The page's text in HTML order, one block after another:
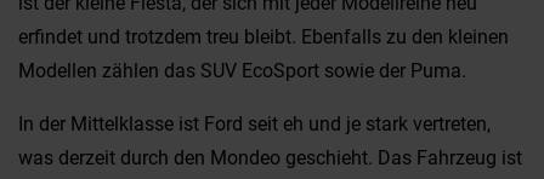
erfindet und trotzdem treu bleibt. Ebenfalls zu den kleinen
Modellen zählen das SUV EcoSport sowie der Puma.
In der Mittelklasse ist Ford seit eh und je stark vertreten,
was derzeit durch den Mondeo geschieht. Das Fahrzeug ist